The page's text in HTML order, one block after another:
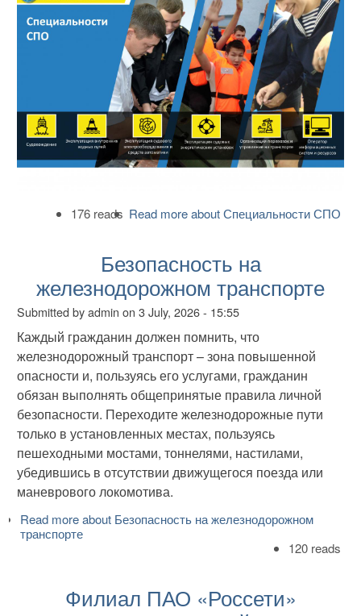
Read moreabout Специальности СПО
176 reads
Безопасность на
железнодорожном транспорте
Submitted byadmin on 3 July, 2026 - 15:55
Каждый гражданин должен помнить, что
железнодорожный транспорт – зона повышенной
опасности и, пользуясь его услугами, гражданин
обязан выполнять общепринятые правила личной
безопасности. Переходите железнодорожные пути
только в установленных местах, пользуясь
пешеходными мостами, тоннелями, настилами,
убедившись в отсутствии движущегося поезда или
маневрового локомотива.
Read moreabout Безопасность на железнодорожном
транспорте
120 reads
Филиал ПАО «Россети»